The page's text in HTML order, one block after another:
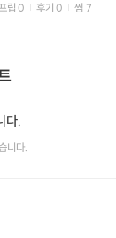
립 0 후기 0 찜 7
다.
니다.